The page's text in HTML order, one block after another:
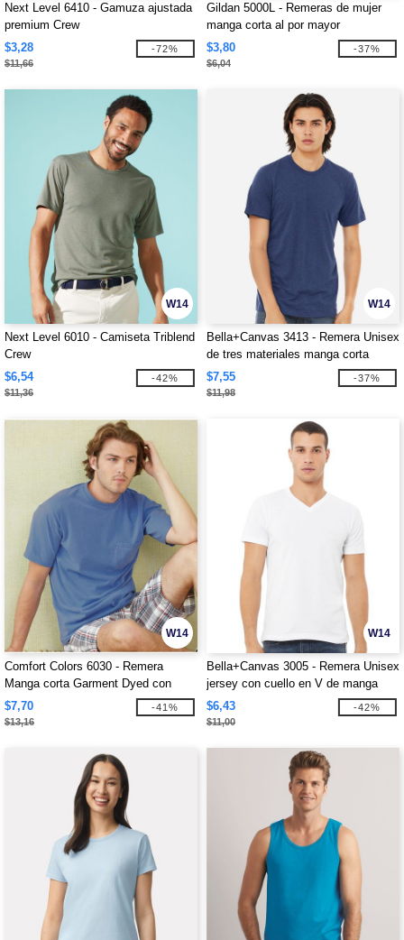
Next Level 6410 - Gamuza ajustada
premium Crew
$3,28
$11,66
-72%
Gildan 5000L - Remeras de mujer
manga corta al por mayor
$3,80
$6,04
-37%
W14
Next Level 6010 - Camiseta Triblend
Crew
$6,54
$11,36
-42%
W14
Bella+Canvas 3413 - Remera Unisex
de tres materiales manga corta
$7,55
$11,98
-37%
W14
Comfort Colors 6030 - Remera
Manga corta Garment Dyed con
bolsillo
$7,70
$13,16
-41%
W14
Bella+Canvas 3005 - Remera Unisex
jersey con cuello en V de manga
corta
$6,43
$11,00
-42%